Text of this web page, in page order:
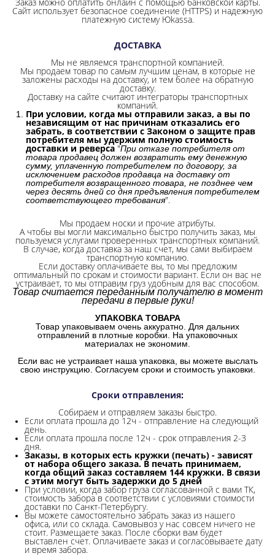
Сайт использует безопасное соединение (HTTPS) и надежную
платежную систему Юkassa.
ДОСТАВКА
Мы не являемся транспортной компанией.
Мы продаем товар по самым лучшим ценам, в которые не
заложены расходы на доставку, и тем более на обратную
доставку.
Доставку на сайте считают интеграторы транспортных
компаний.
При условии, когда мы отправили заказ, а вы по
независящим от нас причинам отказались его
забрать, в соответствии с Законом о защите прав
потребителя мы удержим полную стоимость
доставки и реверса "При отказе потребителя от
товара продавец должен возвратить ему денежную
сумму, уплаченную потребителем по договору, за
исключением расходов продавца на доставку от
потребителя возвращенного товара, не позднее чем
через десять дней со дня предъявления потребителем
соответствующего требования".
Мы продаем носки и прочие атрибуты.
А чтобы вы могли максимально быстро получить заказ, мы
пользуемся услугами проверенных транспортных компаний.
В случае, когда доставка за наш счет, мы сами выбираем
транспортную компанию.
Если доставку оплачиваете вы, то мы предложим
оптимальный по срокам и стоимости вариант. Если он вас не
устраивает, то мы отправим груз удобным для вас способом.
Товар считается переданным получателю в момент
передачи в первые руки!
УПАКОВКА ТОВАРА
Товар упаковываем очень аккуратно. Для дальних
отправлений в плотные коробки. На упаковочных
материалах не экономим.
Если вас не устраивает наша упаковка, вы можете выслать
свою инструкцию. Согласуем сроки и стоимость упаковки.
Сроки отправления:
Собираем и отправляем заказы быстро.
Если оплата прошла до 12ч - отправление на следующий
день.
Если оплата прошла после 12ч - срок отправления 2-3
дня.
Заказы, в которых есть кружки (печать) - зависят
от набора общего заказа. В печать принимаем,
когда общий заказ составляем 144 кружки. В связи
с этим могут быть задержки до 5 дней
При условии, когда забор груза согласованной с вами ТК,
стоимость забора в соответствии с условиями стоимости
доставки по Санкт-Петербургу.
Вы можете самостоятельно забрать заказ из нашего
офиса, или со склада. Самовывоз у нас совсем ничего не
стоит. Размещаете заказ. После сборки вам будет
выставлен счет. Оплачиваете заказ и согласовываете дату
и время забора.